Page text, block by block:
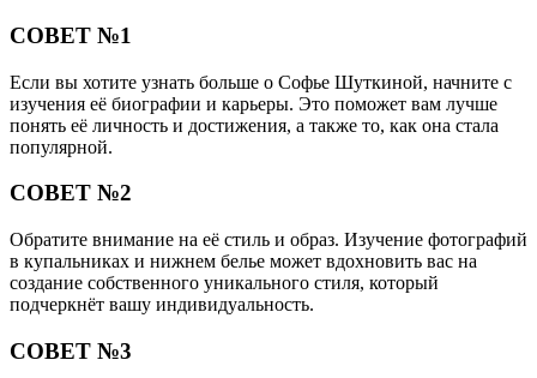
СОВЕТ №1
Если вы хотите узнать больше о Софье Шуткиной, начните с
изучения её биографии и карьеры. Это поможет вам лучше
понять её личность и достижения, а также то, как она стала
популярной.
СОВЕТ №2
Обратите внимание на её стиль и образ. Изучение фотографий
в купальниках и нижнем белье может вдохновить вас на
создание собственного уникального стиля, который
подчеркнёт вашу индивидуальность.
СОВЕТ №3